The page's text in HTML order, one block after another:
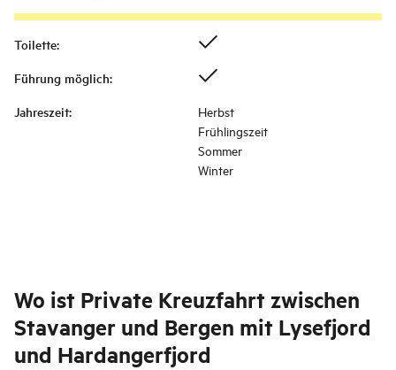
Toilette:
Führung möglich:
Jahreszeit:
Herbst
Frühlingszeit
Sommer
Winter
Wo ist Private Kreuzfahrt zwischen
Stavanger und Bergen mit Lysefjord
und Hardangerfjord